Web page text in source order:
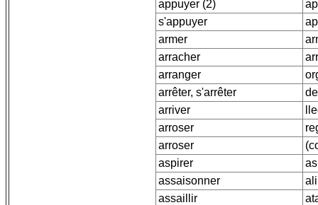
appuyer (2)
s'appuyer
armer
arracher
arranger
arrêter, s'arrêter
arriver
arroser
arroser
aspirer
assaisonner
assaillir